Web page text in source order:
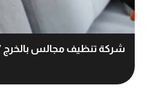
شركة تنظيف مجالس بالخرج 0538851327